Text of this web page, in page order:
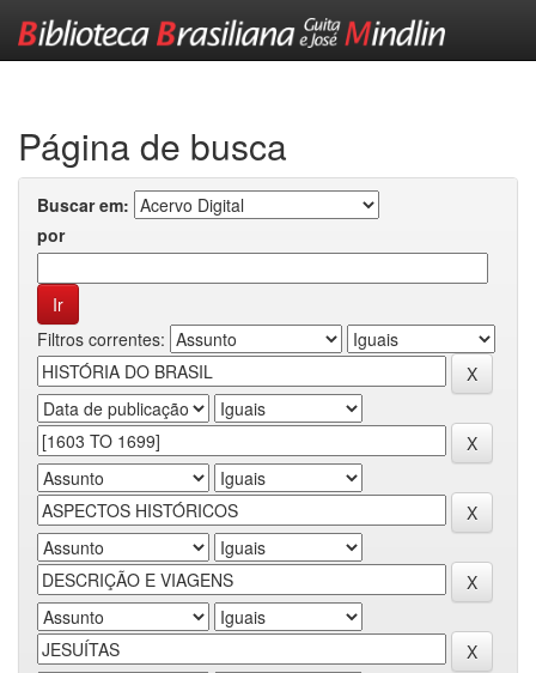
Página de busca
Buscar em:
por
Filtros correntes: